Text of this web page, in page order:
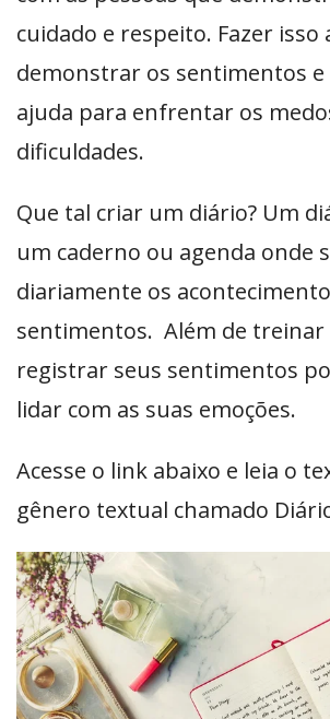
cuidado e respeito. Fazer isso
demonstrar os sentimentos
ajuda para enfrentar os
dificuldades.
Que tal criar um diário? Um
um caderno ou agenda onde
diariamente os
sentimentos. Além de treinar
registrar seus sentimentos
lidar com as suas emoções.
Acesse o link abaixo e leia o
gênero textual chamado